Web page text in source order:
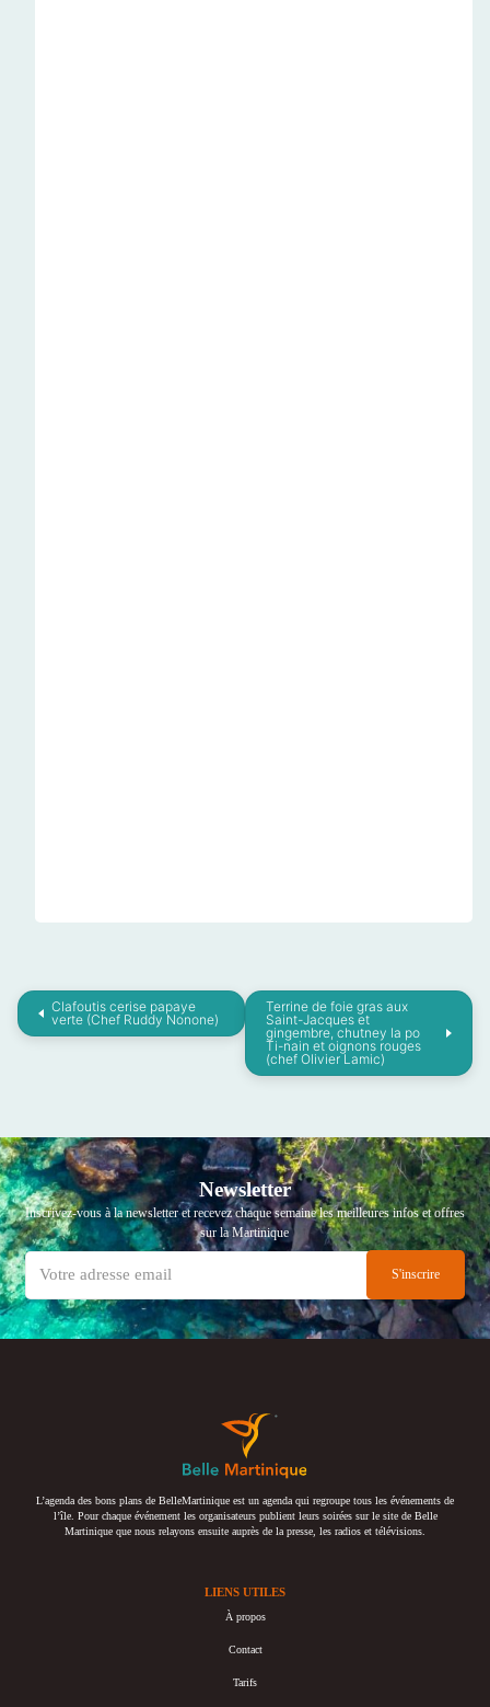
Clafoutis cerise papaye
verte (Chef Ruddy Nonone)
Terrine de foie gras aux
Saint-Jacques et
gingembre, chutney la po
Ti-nain et oignons rouges
(chef Olivier Lamic)
Newsletter
Inscrivez-vous à la newsletter et recevez chaque semaine les meilleures infos et offres
sur la Martinique
L’agenda des bons plans de BelleMartinique est un agenda qui regroupe tous les événements de
l’île. Pour chaque événement les organisateurs publient leurs soirées sur le site de Belle
Martinique que nous relayons ensuite auprès de la presse, les radios et télévisions.
LIENS UTILES
À propos
Contact
Tarifs